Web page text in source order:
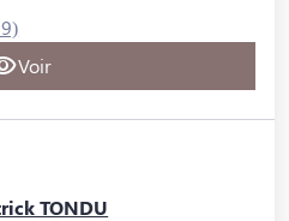
Voir
TONDU